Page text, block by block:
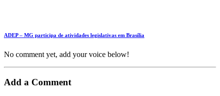
ADEP – MG participa de atividades legislativas em Brasília
No comment yet, add your voice below!
Add a Comment